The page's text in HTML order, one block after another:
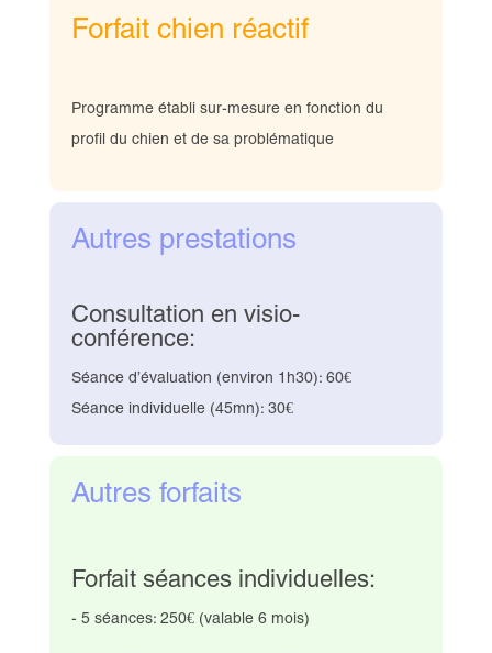
Forfait chien réactif
Programme établi sur-mesure en fonction du
profil du chien et de sa problématique
Autres prestations
Consultation en visio-
conférence:
Séance d’évaluation (environ 1h30): 60€
Séance individuelle (45mn): 30€
Autres forfaits
Forfait séances individuelles:
- 5 séances: 250€ (valable 6 mois)